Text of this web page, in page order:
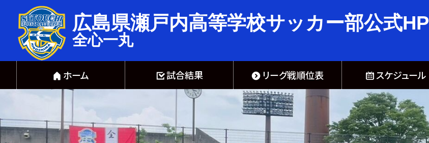
広島県瀬戸内高等学校サッカー部公式HP
全心一丸
ホーム 試合結果 リーグ戦順位表 スケジュール